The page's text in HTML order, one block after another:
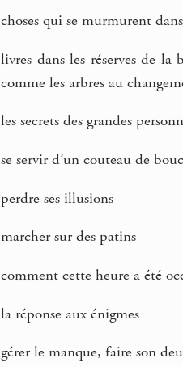
choses qui se murmurent
livres dans les réserves de
comme les arbres au
les secrets des grandes
se servir d’un couteau de
perdre ses illusions
marcher sur des patins
comment cette heure a été
la réponse aux énigmes
gérer le manque, faire son